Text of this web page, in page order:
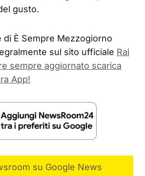
gusto.
di È Sempre Mezzogiorno
sul sito ufficiale Rai
sempre aggiornato scarica
App!
su Google News